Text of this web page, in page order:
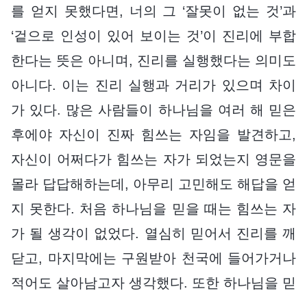
를 얻지 못했다면, 너의 그 ‘잘못이 없는 것’과
‘겉으로 인성이 있어 보이는 것’이 진리에 부합
한다는 뜻은 아니며, 진리를 실행했다는 의미도
아니다. 이는 진리 실행과 거리가 있으며 차이
가 있다. 많은 사람들이 하나님을 여러 해 믿은
후에야 자신이 진짜 힘쓰는 자임을 발견하고,
자신이 어쩌다가 힘쓰는 자가 되었는지 영문을
몰라 답답해하는데, 아무리 고민해도 해답을 얻
지 못한다. 처음 하나님을 믿을 때는 힘쓰는 자
가 될 생각이 없었다. 열심히 믿어서 진리를 깨
닫고, 마지막에는 구원받아 천국에 들어가거나
적어도 살아남고자 생각했다. 또한 하나님을 믿